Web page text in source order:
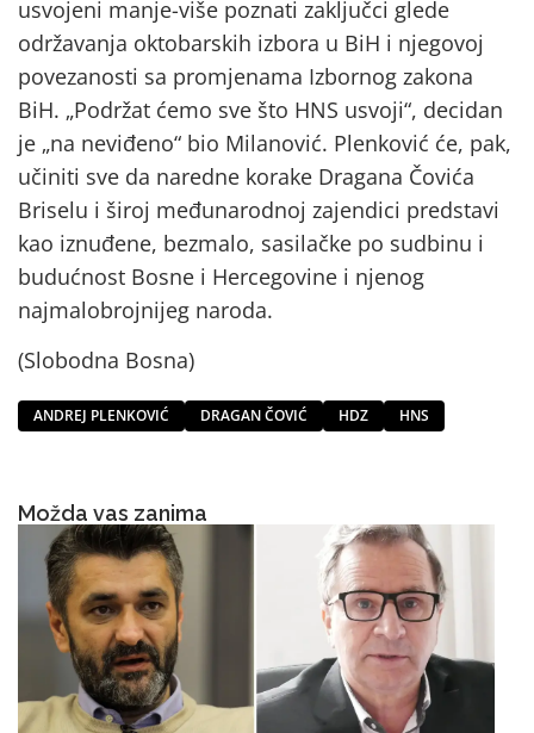
usvojeni manje-više poznati zaključci glede
održavanja oktobarskih izbora u BiH i njegovoj
povezanosti sa promjenama Izbornog zakona
BiH. „Podržat ćemo sve što HNS usvoji“, decidan
je „na neviđeno“ bio Milanović. Plenković će, pak,
učiniti sve da naredne korake Dragana Čovića
Briselu i široj međunarodnoj zajendici predstavi
kao iznuđene, bezmalo, sasilačke po sudbinu i
budućnost Bosne i Hercegovine i njenog
najmalobrojnijeg naroda.
(Slobodna Bosna)
ANDREJ PLENKOVIĆ DRAGAN ČOVIĆ HDZ HNS
Možda vas zanima